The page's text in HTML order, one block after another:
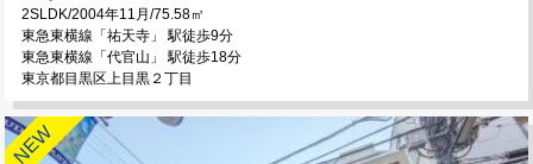
2SLDK/2004年11月/75.58㎡
東急東横線「祐天寺」 駅徒歩9分
東急東横線「代官山」 駅徒歩18分
東京都目黒区上目黒２丁目